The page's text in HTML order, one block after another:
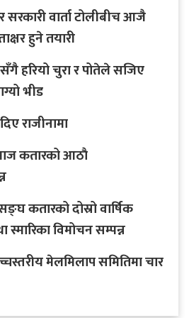
सरकारी वार्ता टोलीबीच आजै
हुने तयारी
हरियो चुरा र पोतेले सजिए
भीड
राजीनामा
कतारको आठाै
कतारको दोस्रो वार्षिक
विमोचन सम्पन्न
मेलमिलाप समितिमा चार